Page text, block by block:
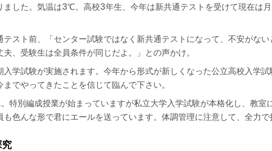
ました。気温は3℃。高校3年生、今年は新共通テストを受けて現在は
スト前、「センター試験ではなく新共通テストになって、不安がな
、受験生は全員条件が同じだよ。」との声かけ。
学試験が実施されます。今年から形式が新しくなった公立高校入学
でやってきたことを信じて臨んで下さい。
特別編成授業が始まっていますが私立大学入学試験が本格化し、教
色んな形で君にエールを送っています。体調管理に注意して、全力で